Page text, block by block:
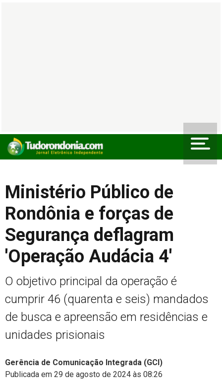
Ministério Público de
Rondônia e forças de
Segurança deflagram
'Operação Audácia 4'
O objetivo principal da operação é
cumprir 46 (quarenta e seis) mandados
de busca e apreensão em residências e
unidades prisionais
Gerência de Comunicação Integrada (GCI)
Publicada em 29 de agosto de 2024 às 08:26